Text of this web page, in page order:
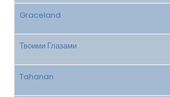
Graceland
Твоими Глазами
Tahanan